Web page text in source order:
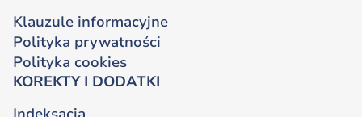
Klauzule informacyjne
Polityka prywatności
Polityka cookies
KOREKTY I DODATKI